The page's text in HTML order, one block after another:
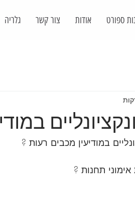
ספורט אודות צור קשר גלריה
במודיעין מכבים רעות ?
תחנות ?